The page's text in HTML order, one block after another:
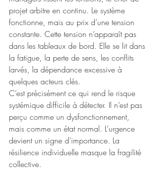
projet arbitre en continu. Le système
fonctionne, mais au prix d’une tension
constante. Cette tension n’apparaît pas
dans les tableaux de bord. Elle se lit dans
la fatigue, la perte de sens, les conflits
larvés, la dépendance excessive à
quelques acteurs clés.
C’est précisément ce qui rend le risque
systémique difficile à détecter. Il n’est pas
perçu comme un dysfonctionnement,
mais comme un état normal. L’urgence
devient un signe d’importance. La
résilience individuelle masque la fragilité
collective.